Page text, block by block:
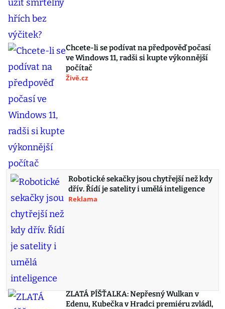
Chcete-li se podívat na předpověď počasí
ve Windows 11, radši si kupte výkonnější
počítač
Živě.cz
Robotické sekačky jsou chytřejší než kdy
dřív. Řídí je satelity i umělá inteligence
Reklama
ZLATÁ PÍŠŤALKA: Nepřesný Wulkan v
Edenu, Kubečka v Hradci premiéru zvládl,